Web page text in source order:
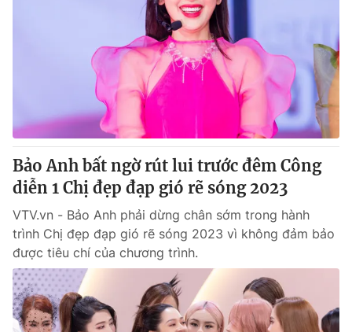
Bảo Anh bất ngờ rút lui trước đêm Công
diễn 1 Chị đẹp đạp gió rẽ sóng 2023
VTV.vn - Bảo Anh phải dừng chân sớm trong hành
trình Chị đẹp đạp gió rẽ sóng 2023 vì không đảm bảo
được tiêu chí của chương trình.